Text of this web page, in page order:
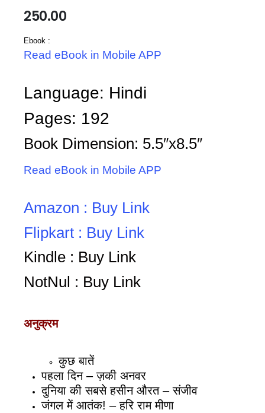
250.00
Ebook :
Read eBook in Mobile APP
Language: Hindi
Pages: 192
Book Dimension: 5.5″x8.5″
Read eBook in Mobile APP
Amazon : Buy Link
Flipkart : Buy Link
Kindle : Buy Link
NotNul : Buy Link
अनुक्रम
कुछ बातें
पहला दिन – ज़की अनवर
दुनिया की सबसे हसीन औरत – संजीव
जंगल में आतंक! – हरि राम मीणा